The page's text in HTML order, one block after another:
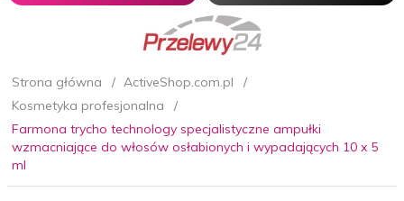
Strona główna
ActiveShop.com.pl
Kosmetyka profesjonalna
Farmona trycho technology specjalistyczne ampułki
wzmacniające do włosów osłabionych i wypadających 10 x 5
ml